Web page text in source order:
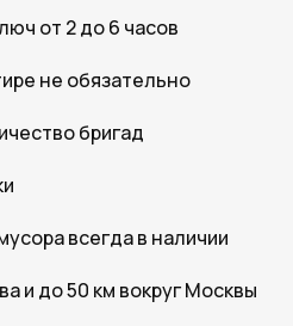
от 2 до 6 часов
не обязательно
бригад
всегда в наличии
и до 50 км вокруг Москвы